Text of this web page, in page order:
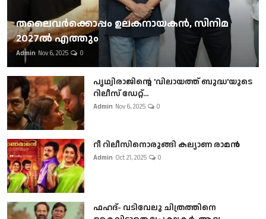
തലൈവര്‍ക്കൊപ്പം ഉലകനായകന്‍, സിനിമ
2027ല്‍ എത്തും
Admin Nov 6, 2025 0
പൃഥ്വിരാജിന്റെ 'വിലായത്ത് ബുദ്ധ'യുടെ
റിലീസ് ഡേറ്റ്...
Admin Nov 6, 2025 0
റീ റിലീസിനൊരുങ്ങി കല്യാണ രാമൻ
Admin Oct 21, 2025 0
ഫഹദ്- വടിവേലു ചിത്രത്തിനെ